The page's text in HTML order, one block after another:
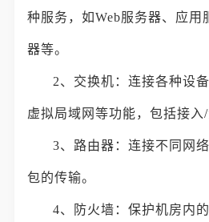
种服务，如Web服务器、应用
器等。
2、交换机：连接各种设
虚拟局域网等功能，包括接入/
3、路由器：连接不同网
包的传输。
4、防火墙：保护机房内